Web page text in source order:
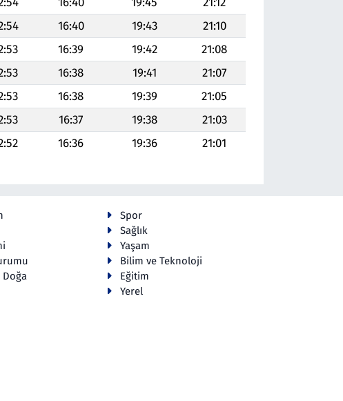
16:40 19:43
21:10
16:39 19:42
21:08
16:38 19:41
21:07
16:38 19:39
21:05
16:37 19:38
21:03
16:36 19:36 21:01
Spor
Sağlık
Yaşam
Bilim ve Teknoloji
Doğa
Eğitim
Yerel